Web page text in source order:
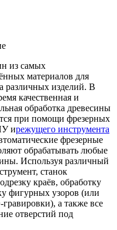
из самых
материалов для
различных изделий. В
качественная и
обработка древесины
при помощи фрезерных
ирежущего инструмента
фрезерные
обрабатывать любые
Используя различный
станок
краёв, обработку
фигурных узоров (или
а также все
отверстий под